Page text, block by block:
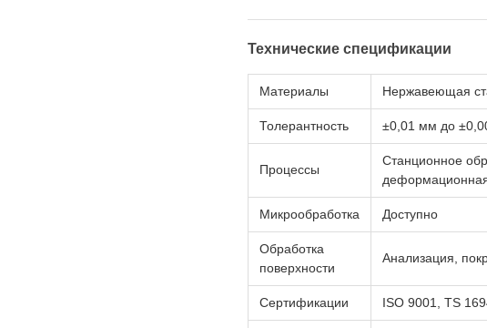
Технические спецификации
Материалы Нержавеющая
Толерантность ±0,01 мм до
Процессы
Станционное
Микрообработка Доступно
Обработка
поверхности
Анализация,
Сертификации ISO 9001, TS